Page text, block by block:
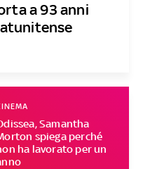
a 93 anni
Samantha
spiega perché
ha lavorato per un